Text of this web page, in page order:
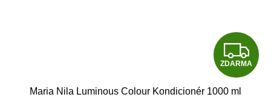
Z
D
ZDARMA
Maria Nila Luminous Colour Kondicionér 1000 ml